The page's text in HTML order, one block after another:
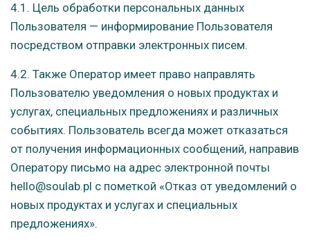
4.1. Цель обработки персональных данных
Пользователя — информирование Пользователя
посредством отправки электронных писем.
4.2. Также Оператор имеет право направлять
Пользователю уведомления о новых продуктах и
услугах, специальных предложениях и различных
событиях. Пользователь всегда может отказаться
от получения информационных сообщений, направив
Оператору письмо на адрес электронной почты
hello@soulab.pl с пометкой «Отказ от уведомлений о
новых продуктах и услугах и специальных
предложениях».